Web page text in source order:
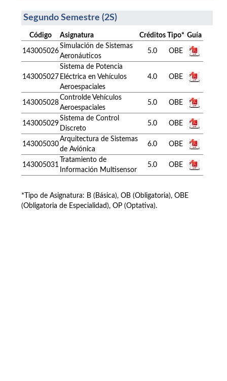
Segundo Semestre (2S)
Código Asignatura Créditos Tipo* Guía
143005026
Simulación de Sistemas
Aeronáuticos
5.0 OBE
143005027
Sistema de Potencia
Eléctrica en Vehículos
Aeroespaciales
4.0 OBE
143005028
Controlde Vehículos
Aeroespaciales
5.0 OBE
143005029
Sistema de Control
Discreto
5.0 OBE
143005030
Arquitectura de Sistemas
de Aviónica
6.0 OBE
143005031
Tratamiento de
Información Multisensor
5.0 OBE
*Tipo de Asignatura: B (Básica), OB (Obligatoria), OBE
(Obligatoria de Especialidad), OP (Optativa).